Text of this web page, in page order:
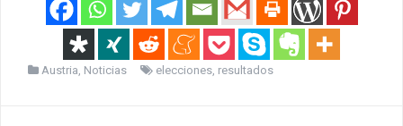
Austria, Noticias elecciones, resultados